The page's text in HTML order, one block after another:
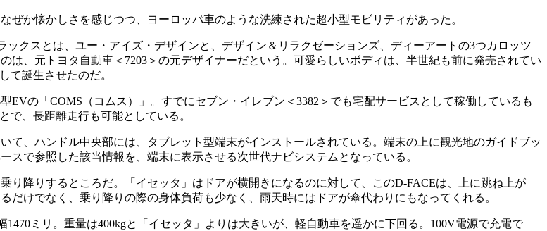
か懐かしさを感じつつ、ヨーロッパ車のような洗練された超小型モビリティがあった。
クスとは、ユー・アイズ・デザインと、デザイン＆リラクゼーションズ、ディーアートの3つカロッツ
は、元トヨタ自動車＜7203＞の元デザイナーだという。可愛らしいボディは、半世紀も前に発売されてい
て誕生させたのだ。
の「COMS（コムス）」。すでにセブン・イレブン＜3382＞でも宅配サービスとして稼働しているも
で、長距離走行も可能としている。
、ハンドル中央部には、タブレット型端末がインストールされている。端末の上に観光地のガイドブッ
で参照した該当情報を、端末に表示させる次世代ナビシステムとなっている。
降りするところだ。「イセッタ」はドアが横開きになるのに対して、このD-FACEは、上に跳ね上が
けでなく、乗り降りの際の身体負荷も少なく、雨天時にはドアが傘代わりにもなってくれる。
ミリ。重量は400kgと「イセッタ」よりは大きいが、軽自動車を遥かに下回る。100V電源で充電で